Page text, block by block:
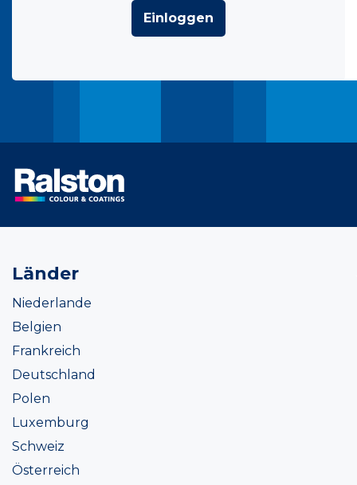
Einloggen
Länder
Niederlande
Belgien
Frankreich
Deutschland
Polen
Luxemburg
Schweiz
Österreich